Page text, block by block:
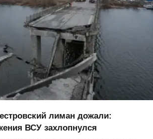
лиман дожали:
ВСУ захлопнулся